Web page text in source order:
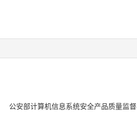
公安部计算机信息系统安全产品质量监